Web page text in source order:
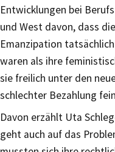
Entwicklungen bei
und West davon, dass
Emanzipation
waren als ihre
sie freilich unter den
schlechter Bezahlung
Davon erzählt Uta
geht auch auf das